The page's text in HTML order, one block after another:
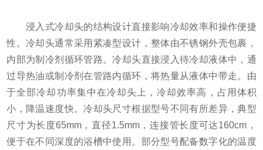
浸入式冷却头的结构设计直接影响冷却效率和操作便捷
性。冷却头通常采用紧凑型设计，整体由不锈钢外壳包裹，
内部为制冷剂循环管路。冷却头直接浸入待冷却液体中，通
过导热油或制冷剂在管路内循环，将热量从液体中带走。由
于全部冷却功率集中在冷却头上，冷却效率高，占用体积
小，降温速度快。冷却头尺寸根据型号不同有所差异，典型
尺寸为长度65mm，直径1.5mm，连接管长度可达160cm，
便于在不同深度的浴槽中使用。部分型号配备数字化的温度